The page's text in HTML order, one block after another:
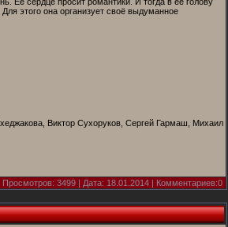
этого она организует своё выдуманное
Виктор Сухоруков, Сергей Гармаш, Михаил
Просмотров: 3499 | Дата: 18.01.2014 | Комментариев:0